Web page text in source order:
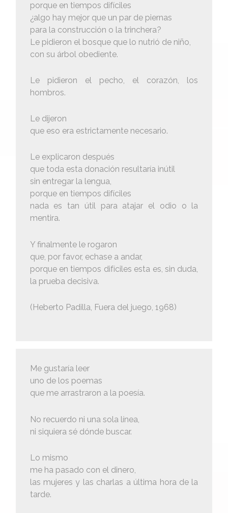
porque en tiempos difíciles
¿algo hay mejor que un par de piernas
para la construcción o la trinchera?
Le pidieron el bosque que lo nutrió de niño,
con su árbol obediente.
Le pidieron el pecho, el corazón, los
hombros.
Le dijeron
que eso era estrictamente necesario.
Le explicaron después
que toda esta donación resultaría inútil
sin entregar la lengua,
porque en tiempos difíciles
nada es tan útil para atajar el odio o la
mentira.
Y finalmente le rogaron
que, por favor, echase a andar,
porque en tiempos difíciles esta es, sin duda,
la prueba decisiva.
(Heberto Padilla, Fuera del juego, 1968)
Me gustaría leer
uno de los poemas
que me arrastraron a la poesía.
No recuerdo ni una sola línea,
ni siquiera sé dónde buscar.
Lo mismo
me ha pasado con el dinero,
las mujeres y las charlas a última hora de la
tarde.